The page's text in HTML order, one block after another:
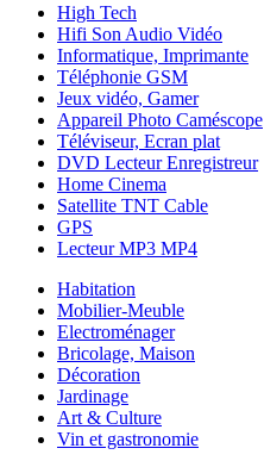
High Tech
Hifi Son Audio Vidéo
Informatique, Imprimante
Téléphonie GSM
Jeux vidéo, Gamer
Appareil Photo Caméscope
Téléviseur, Ecran plat
DVD Lecteur Enregistreur
Home Cinema
Satellite TNT Cable
GPS
Lecteur MP3 MP4
Habitation
Mobilier-Meuble
Electroménager
Bricolage, Maison
Décoration
Jardinage
Art & Culture
Vin et gastronomie